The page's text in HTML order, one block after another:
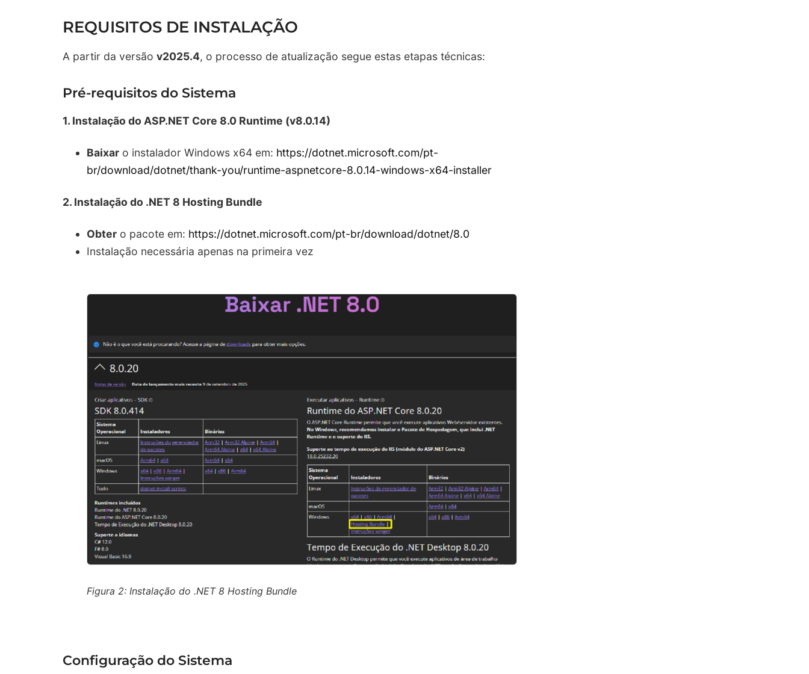
REQUISITOS DE INSTALAÇÃO
A partir da versão v2025.4, o processo de atualização segue estas etapas técnicas:
Pré-requisitos do Sistema
1. Instalação do ASP.NET Core 8.0 Runtime (v8.0.14)
Baixar o instalador Windows x64 em: https://dotnet.microsoft.com/pt-
br/download/dotnet/thank-you/runtime-aspnetcore-8.0.14-windows-x64-installer
2. Instalação do .NET 8 Hosting Bundle
Obter o pacote em: https://dotnet.microsoft.com/pt-br/download/dotnet/8.0
Instalação necessária apenas na primeira vez
Figura 2: Instalação do .NET 8 Hosting Bundle
Configuração do Sistema